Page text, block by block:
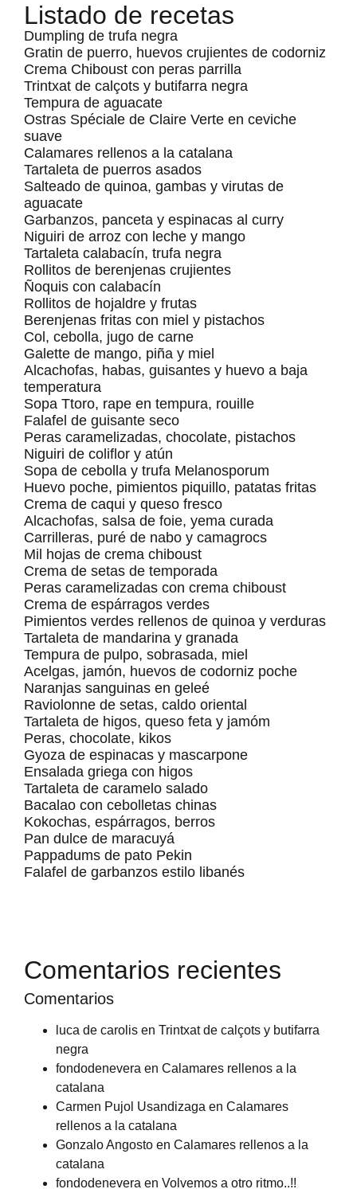
Listado de recetas
Dumpling de trufa negra
Gratin de puerro, huevos crujientes de codorniz
Crema Chiboust con peras parrilla
Trintxat de calçots y butifarra negra
Tempura de aguacate
Ostras Spéciale de Claire Verte en ceviche
suave
Calamares rellenos a la catalana
Tartaleta de puerros asados
Salteado de quinoa, gambas y virutas de
aguacate
Garbanzos, panceta y espinacas al curry
Niguiri de arroz con leche y mango
Tartaleta calabacín, trufa negra
Rollitos de berenjenas crujientes
Ñoquis con calabacín
Rollitos de hojaldre y frutas
Berenjenas fritas con miel y pistachos
Col, cebolla, jugo de carne
Galette de mango, piña y miel
Alcachofas, habas, guisantes y huevo a baja
temperatura
Sopa Ttoro, rape en tempura, rouille
Falafel de guisante seco
Peras caramelizadas, chocolate, pistachos
Niguiri de coliflor y atún
Sopa de cebolla y trufa Melanosporum
Huevo poche, pimientos piquillo, patatas fritas
Crema de caqui y queso fresco
Alcachofas, salsa de foie, yema curada
Carrilleras, puré de nabo y camagrocs
Mil hojas de crema chiboust
Crema de setas de temporada
Peras caramelizadas con crema chiboust
Crema de espárragos verdes
Pimientos verdes rellenos de quinoa y verduras
Tartaleta de mandarina y granada
Tempura de pulpo, sobrasada, miel
Acelgas, jamón, huevos de codorniz poche
Naranjas sanguinas en geleé
Raviolonne de setas, caldo oriental
Tartaleta de higos, queso feta y jamóm
Peras, chocolate, kikos
Gyoza de espinacas y mascarpone
Ensalada griega con higos
Tartaleta de caramelo salado
Bacalao con cebolletas chinas
Kokochas, espárragos, berros
Pan dulce de maracuyá
Pappadums de pato Pekin
Falafel de garbanzos estilo libanés
Comentarios recientes
Comentarios
luca de carolis en Trintxat de calçots y butifarra
negra
fondodenevera en Calamares rellenos a la
catalana
Carmen Pujol Usandizaga en Calamares
rellenos a la catalana
Gonzalo Angosto en Calamares rellenos a la
catalana
fondodenevera en Volvemos a otro ritmo..!!